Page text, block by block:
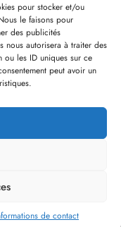
pour stocker et/ou
le faisons pour
des publicités
nous autorisera à traiter des
ou les ID uniques sur ce
peut avoir un
de contact